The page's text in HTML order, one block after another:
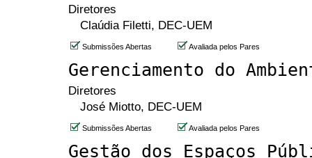
Diretores
Claúdia Filetti, DEC-UEM
Submissões Abertas Avaliada pelos Pares
Gerenciamento do
Diretores
José Miotto, DEC-UEM
Submissões Abertas Avaliada pelos Pares
Gestão dos Espaços